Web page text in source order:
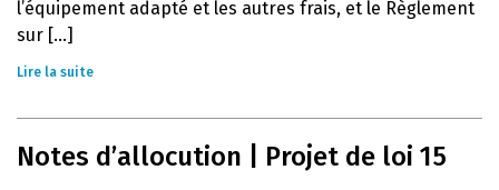
l’équipement adapté et les autres frais, et le Règlement
sur [...]
Lire la suite
Notes d’allocution | Projet de loi 15